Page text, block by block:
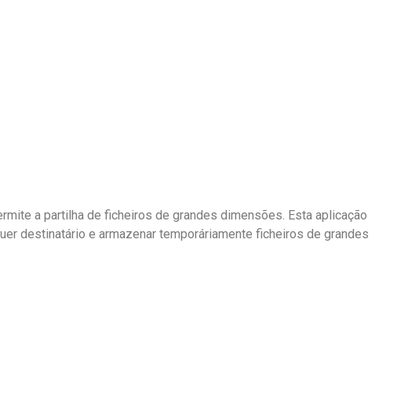
a partilha de ficheiros de grandes dimensões. Esta aplicação
destinatário e armazenar temporáriamente ficheiros de grandes